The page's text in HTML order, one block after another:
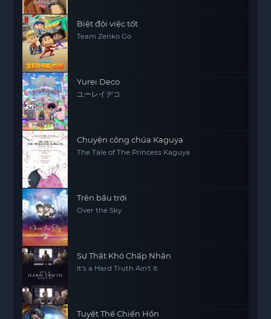
Biệt đội việc tốt
Team Zenko Go
Yurei Deco
ユーレイデコ
Chuyện công chúa Kaguya
The Tale of The Princess Kaguya
Trên bầu trời
Over the Sky
Sự Thật Khó Chấp Nhận
It's a Hard Truth Ain't It
Tuyệt Thế Chiến Hồn